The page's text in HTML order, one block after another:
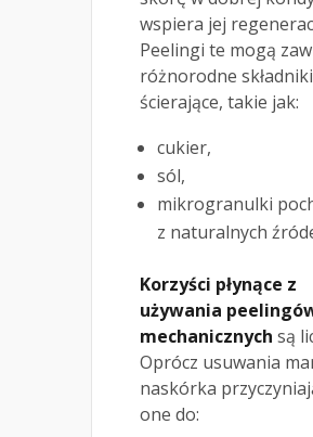
wspiera jej
Peelingi te mogą
różnorodne składniki
ścierające, takie jak:
cukier,
sól,
mikrogranulki
z naturalnych
Korzyści płynące z
używania
mechanicznych są
Oprócz usuwania
naskórka
one do: